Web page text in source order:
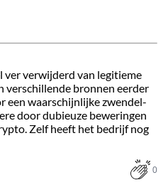
verwijderd van legitieme
bronnen eerder
een waarschijnlijke zwendel-
door dubieuze beweringen
Zelf heeft het bedrijf nog
0